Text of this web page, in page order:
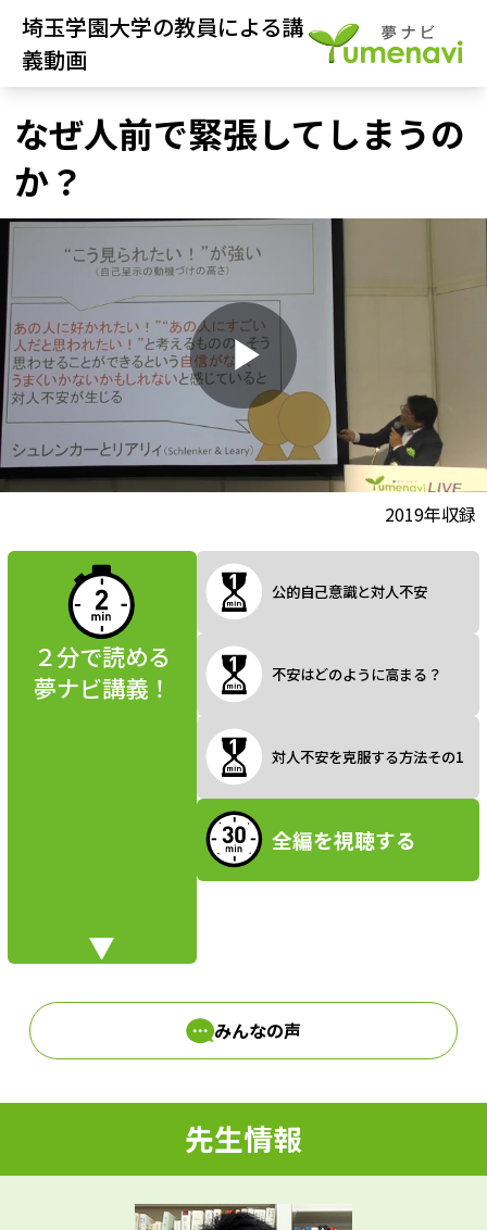
埼玉学園大学の教員による講
義動画
なぜ人前で緊張してしまうの
か？
P
a
y
V
d
e
2019年収録
２分で読める
夢ナビ講義！
公的自己意識と対人不安
不安はどのように高まる？
対人不安を克服する方法その1
全編を視聴する
みんなの声
先生情報